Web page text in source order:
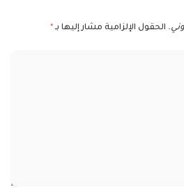
الحقول الإلزامية مشار إليها بـ *